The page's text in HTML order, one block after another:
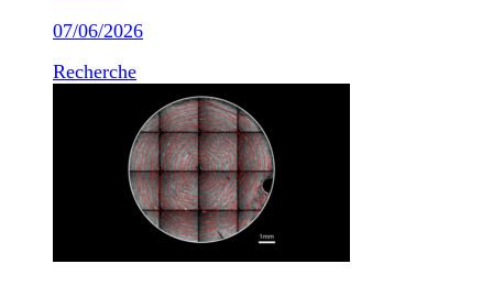
07/06/2026
Recherche